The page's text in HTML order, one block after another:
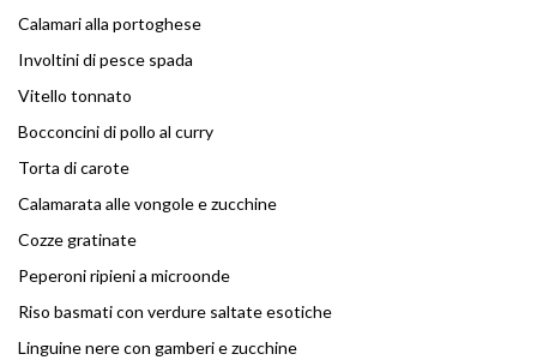
Calamari alla portoghese
Involtini di pesce spada
Vitello tonnato
Bocconcini di pollo al curry
Torta di carote
Calamarata alle vongole e zucchine
Cozze gratinate
Peperoni ripieni a microonde
Riso basmati con verdure saltate esotiche
Linguine nere con gamberi e zucchine